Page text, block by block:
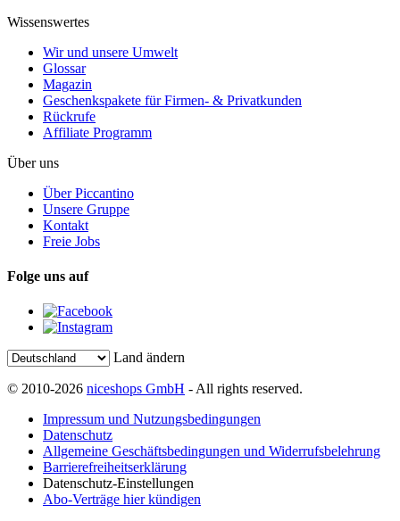
Wissenswertes
Wir und unsere Umwelt
Glossar
Magazin
Geschenkspakete für Firmen- & Privatkunden
Rückrufe
Affiliate Programm
Über uns
Über Piccantino
Unsere Gruppe
Kontakt
Freie Jobs
Folge uns auf
Land ändern
© 2010-2026 niceshops GmbH - All rights reserved.
Impressum und Nutzungsbedingungen
Datenschutz
Allgemeine Geschäftsbedingungen und Widerrufsbelehrung
Barrierefreiheitserklärung
Datenschutz-Einstellungen
Abo-Verträge hier kündigen